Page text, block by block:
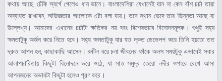
কথায় আছে, ঢেঁকি স্বর্গে গেলেও ধান ভানে। বাংলাদেশিরা যেখানেই যান না কেন বাঁশ চর্চা তারা
অব্যাহত রাখবেন, অভিজ্ঞতার আলোকে এটা বলা যায়। তবে স্থান ভেদে তার ভিন্নতা আছে যা
উল্লেখ্য। আমাদের এখানের চর্চাটা ক্ষতিকর নয় বরং বিশেষভাবে বিনোদনমূলক। শুধুই সহ্য
ক্ষমতাটুকু অর্জন করে নিতে হবে। সহ্য ক্ষমতাটুকু যার যত দ্রুত ডেভেলপ করে তিনি হয়তো তত
দ্রুত আপন হন, কাছাকাছি আসেন। রুটিন ধরে চলা জীবনের ফাঁকে অলস সময়টুকু এভাবেই সবার
আলাপচারিতায় কিছুটা বিনোদনে ভরে ওঠে, যা সাত সমুদ্র তেরো নদীর ওপারে রেখে আসা
আপনজনের অভাবটা কিছুটা হলেও পূরণ করে।